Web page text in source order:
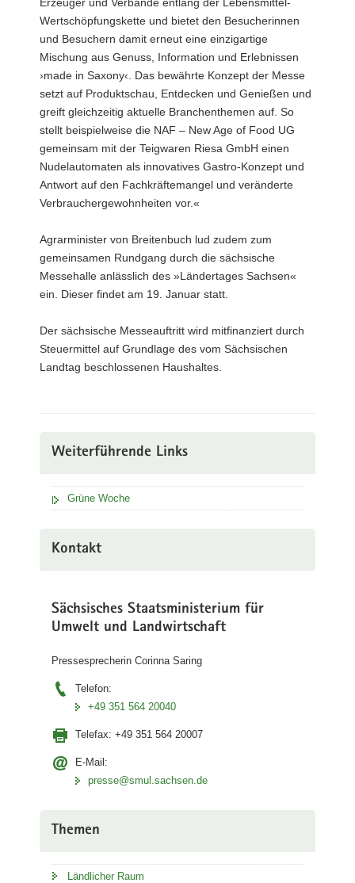
Wertschöpfungskette und bietet den Besucherinnen
und Besuchern damit erneut eine einzigartige
Mischung aus Genuss, Information und Erlebnissen
›made in Saxony‹. Das bewährte Konzept der Messe
setzt auf Produktschau, Entdecken und Genießen und
greift gleichzeitig aktuelle Branchenthemen auf. So
stellt beispielweise die NAF – New Age of Food UG
gemeinsam mit der Teigwaren Riesa GmbH einen
Nudelautomaten als innovatives Gastro-Konzept und
Antwort auf den Fachkräftemangel und veränderte
Verbrauchergewohnheiten vor.«
Agrarminister von Breitenbuch lud zudem zum
gemeinsamen Rundgang durch die sächsische
Messehalle anlässlich des »Ländertages Sachsen«
ein. Dieser findet am 19. Januar statt.
Der sächsische Messeauftritt wird mitfinanziert durch
Steuermittel auf Grundlage des vom Sächsischen
Landtag beschlossenen Haushaltes.
Weiterführende Links
Grüne Woche
Kontakt
Sächsisches Staatsministerium für
Umwelt und Landwirtschaft
Pressesprecherin Corinna Saring
Telefon:
+49 351 564 20040
Telefax: +49 351 564 20007
E-Mail:
presse@smul.sachsen.de
Themen
Ländlicher Raum